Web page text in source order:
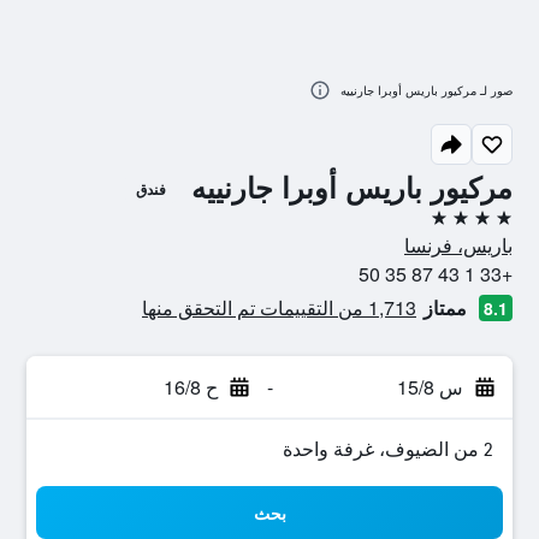
مركيور باريس أوبرا جارنييه فندق
4 نجوم
باريس، فرنسا
+33 1 43 87 35 50
8.1 ممتاز 1,713 من التقييمات تم التحقق منها
س 15/8 - ح 16/8
2 من الضيوف، غرفة واحدة
بحث
صور لـ مركيور باريس أوبرا جارنييه